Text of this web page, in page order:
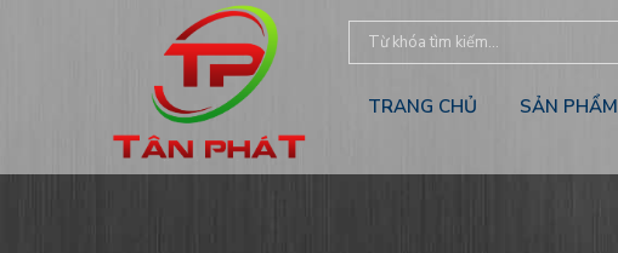
TRANG CHỦ SẢN PHẨM